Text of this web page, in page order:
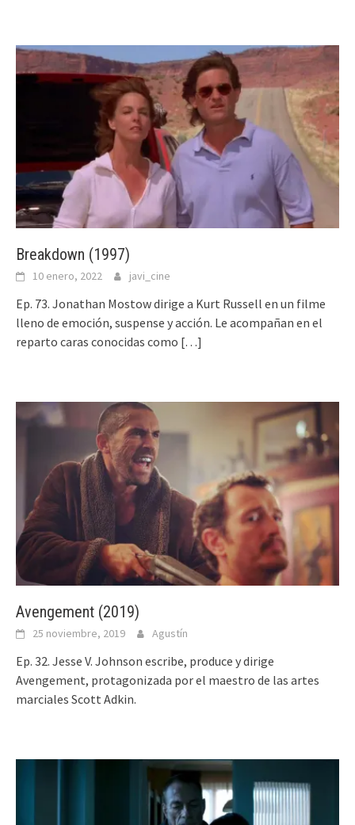
Breakdown (1997)
10 enero, 2022 javi_cine
Ep. 73. Jonathan Mostow dirige a Kurt Russell en un filme
lleno de emoción, suspense y acción. Le acompañan en el
reparto caras conocidas como […]
Avengement (2019)
25 noviembre, 2019 Agustín
Ep. 32. Jesse V. Johnson escribe, produce y dirige
Avengement, protagonizada por el maestro de las artes
marciales Scott Adkin.